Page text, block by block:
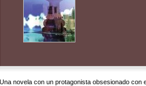
Una novela con un protagonista obsesionado con